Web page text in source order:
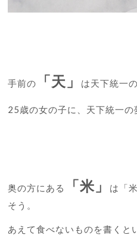
手前の 「天」 は天下統一
25歳の女の子に、天下統一の
奥の方にある 「米」
は「
そう。
あえて食べないものを書くと